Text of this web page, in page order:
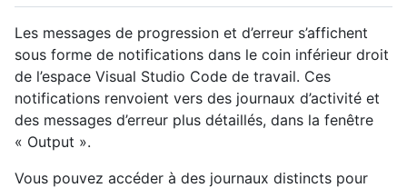
Les messages de progression et d’erreur s’affichent
sous forme de notifications dans le coin inférieur droit
de l’espace Visual Studio Code de travail. Ces
notifications renvoient vers des journaux d’activité et
des messages d’erreur plus détaillés, dans la fenêtre
« Output ».
Vous pouvez accéder à des journaux distincts pour